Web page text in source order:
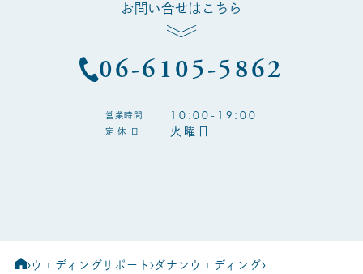
お問い合せはこちら
06-6105-5862
営業時間 10:00-19:00
定 休 日 火曜日
ウエディングリポート ダナンウエディング